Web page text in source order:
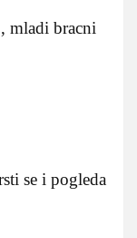
mladi bracni
se i pogleda